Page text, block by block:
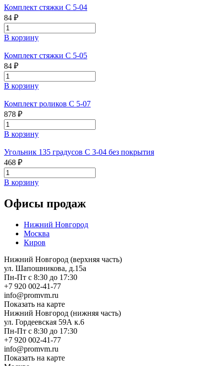
Комплект стяжки С 5-04
84 ₽
В корзину
Комплект стяжки С 5-05
84 ₽
В корзину
Комплект роликов С 5-07
878 ₽
В корзину
Угольник 135 градусов С 3-04 без покрытия
468 ₽
В корзину
Офисы продаж
Нижний Новгород
Москва
Киров
Нижний Новгород (верхняя часть)
ул. Шапошникова, д.15а
Пн-Пт с 8:30 до 17:30
+7 920 002-41-77
info@promvm.ru
Показать на карте
Нижний Новгород (нижняя часть)
ул. Гордеевская 59А к.6
Пн-Пт с 8:30 до 17:30
+7 920 002-41-77
info@promvm.ru
Показать на карте